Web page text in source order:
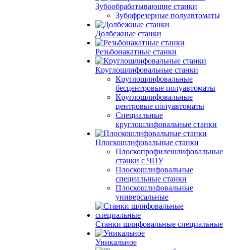
Зубообрабатывающие станки
Зубофрезерные полуавтоматы
Долбежные станки
Резьбонакатные станки
Круглошлифовальные станки
Круглошлифовальные
бесцентровые полуавтоматы
Круглошлифовальные
центровые полуавтоматы
Специальные
круглошлифовальные станки
Плоскошлифовальные станки
Плоскопрофилешлифовальные
станки с ЧПУ
Плоскошлифовальные
специальные станки
Плоскошлифовальные
универсальные
Станки шлифовальные специальные
Уникальное